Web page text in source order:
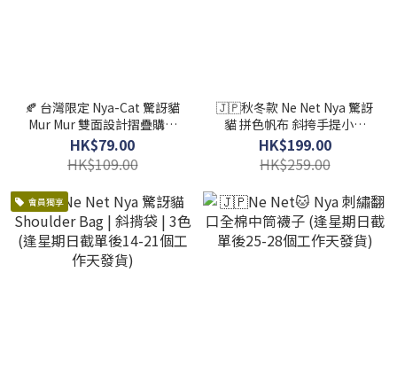
🍂 台灣限定 Nya-Cat 驚訝貓
Mur Mur 雙面設計摺疊購物
袋 (逢星期日截單後14-21個
工作天發貨)
HK$79.00
HK$109.00
🇯🇵秋冬款 Ne Net Nya 驚訝
貓 拼色帆布 斜挎手提小包
(逢星期日截單後14-21個工
作天發貨)
HK$199.00
HK$259.00
會員獨享